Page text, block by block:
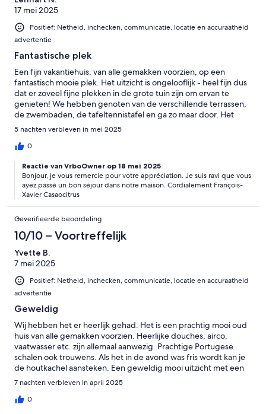
17 mei 2025
Positief: Netheid, inchecken, communicatie, locatie en accuraatheid
advertentie
Fantastische plek
Een fijn vakantiehuis, van alle gemakken voorzien, op een
fantastisch mooie plek. Het uitzicht is ongelooflijk - heel fijn dus
dat er zoveel fijne plekken in de grote tuin zijn om ervan te
genieten! We hebben genoten van de verschillende terrassen,
de zwembaden, de tafeltennistafel en ga zo maar door. Het
heect ons aan niets ontbroken.
5 nachten verbleven in mei 2025
0
Reactie van VrboOwner op 18 mei 2025
Bonjour, je vous remercie pour votre appréciation. Je suis ravi que vous
ayez passé un bon séjour dans notre maison. Cordialement François-
Xavier Casaocitrus
Geverifieerde beoordeling
10/10 – Voortreffelijk
Yvette B.
7 mei 2025
Positief: Netheid, inchecken, communicatie, locatie en accuraatheid
advertentie
Geweldig
Wij hebben het er heerlijk gehad. Het is een prachtig mooi oud
huis van alle gemakken voorzien. Heerlijke douches, airco,
vaatwasser etc. zijn allemaal aanwezig. Prachtige Portugese
schalen ook trouwens. Als het in de avond was fris wordt kan je
de houtkachel aansteken. Een geweldig mooi uitzicht met een
eigen zwembad en een tafeltennistafel. Je hebt wel een auto
nodig voor boodschappen en/of een restaurant te bezoeken.
De eigenaar reageert snel en de vrouw die ons in- en uit heeft
7 nachten verbleven in april 2025
0